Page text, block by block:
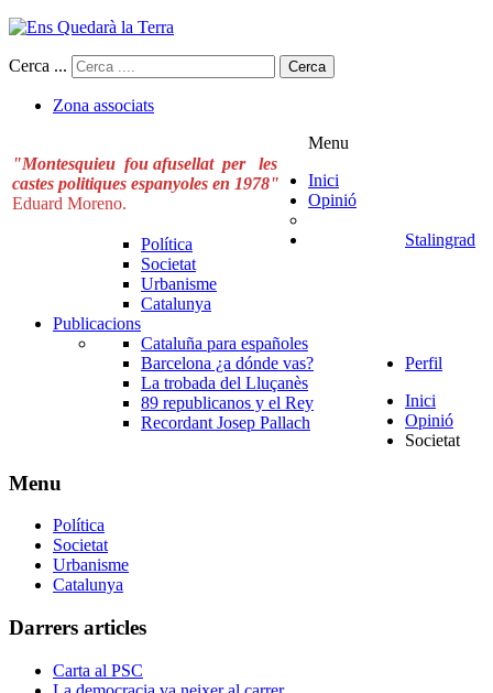
Cerca ... Cerca
Zona associats
"Montesquieu fou afusellat per les
castes politiques espanyoles en 1978"
Eduard Moreno.
Menu
Inici
Opinió
Política
Societat
Urbanisme
Catalunya
Stalingrad
Publicacions
Cataluña para españoles
Barcelona ¿a dónde vas?
La trobada del Lluçanès
89 republicanos y el Rey
Recordant Josep Pallach
Perfil
Inici
Opinió
Societat
Menu
Política
Societat
Urbanisme
Catalunya
Darrers articles
Carta al PSC